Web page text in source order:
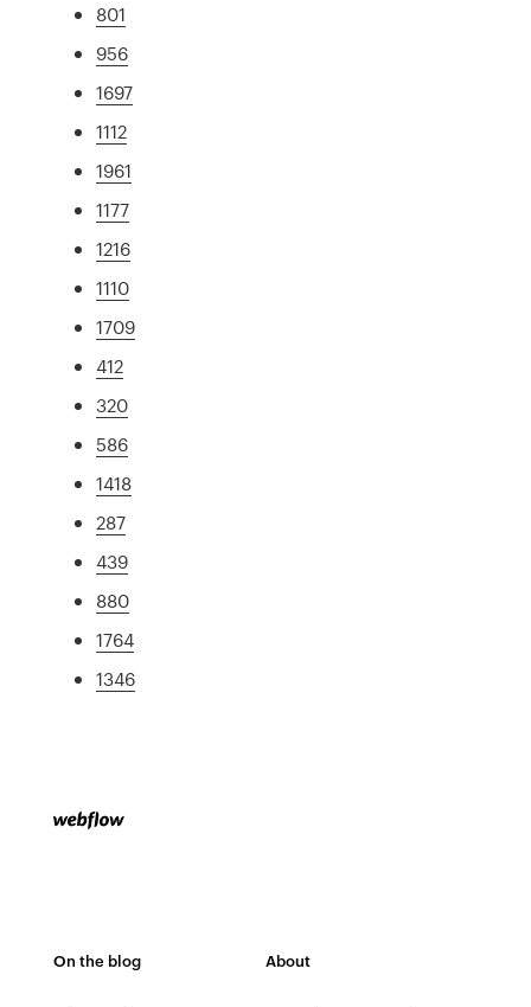
801
956
1697
1112
1961
1177
1216
1110
1709
412
320
586
1418
287
439
880
1764
1346
On the blog About